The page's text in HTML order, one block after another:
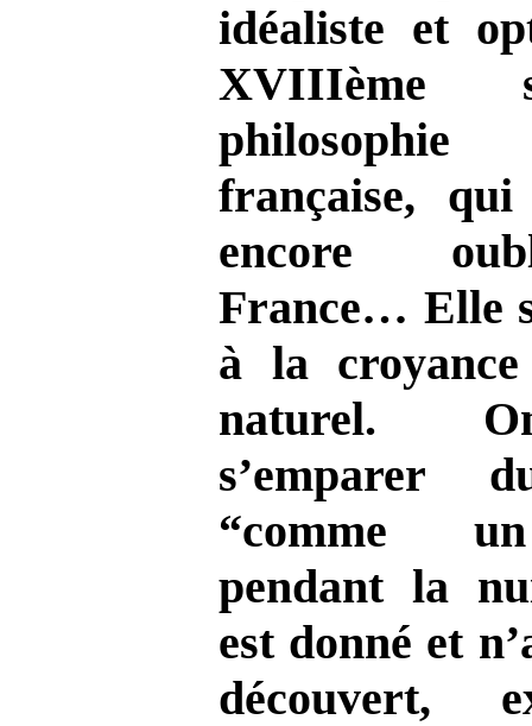
idéaliste et
XVIIIème
philosophie
française, qui
encore
France… Elle
à la
naturel.
s’emparer
“comme
pendant la
est donné et
découvert,